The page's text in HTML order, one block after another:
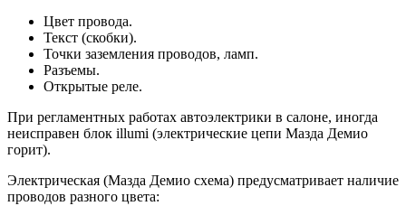
Цвет провода.
Текст (скобки).
Точки заземления проводов, ламп.
Разъемы.
Открытые реле.
При регламентных работах автоэлектрики в салоне, иногда
неисправен блок illumi (электрические цепи Мазда Демио
горит).
Электрическая (Мазда Демио схема) предусматривает наличие
проводов разного цвета: